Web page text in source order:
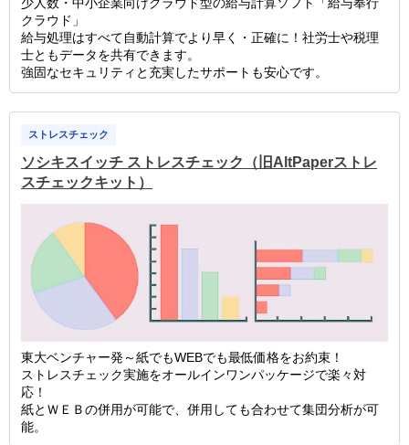
クラウド」
給与処理はすべて自動計算でより早く・正確に！社労士や税理
士ともデータを共有できます。
強固なセキュリティと充実したサポートも安心です。
ストレスチェック
ソシキスイッチ ストレスチェック（旧AltPaperストレ
スチェックキット）
東大ベンチャー発～紙でもWEBでも最低価格をお約束！
ストレスチェック実施をオールインワンパッケージで楽々対
応！
紙とＷＥＢの併用が可能で、併用しても合わせて集団分析が可
能。